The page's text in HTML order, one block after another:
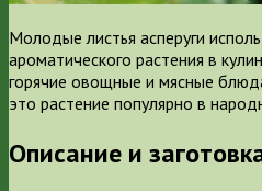
Молодые листья асперуги
ароматического растения в
горячие овощные и мясные
это растение популярно в
Описание и